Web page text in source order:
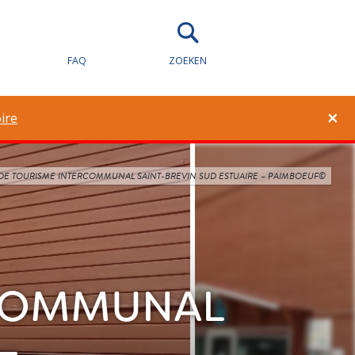
FAQ ZOEKEN
×
TOURISME INTERCOMMUNAL SAINT-BREVIN SUD ESTUAIRE – PAIMBOEUF©